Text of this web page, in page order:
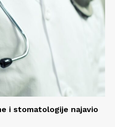
i stomatologije najavio